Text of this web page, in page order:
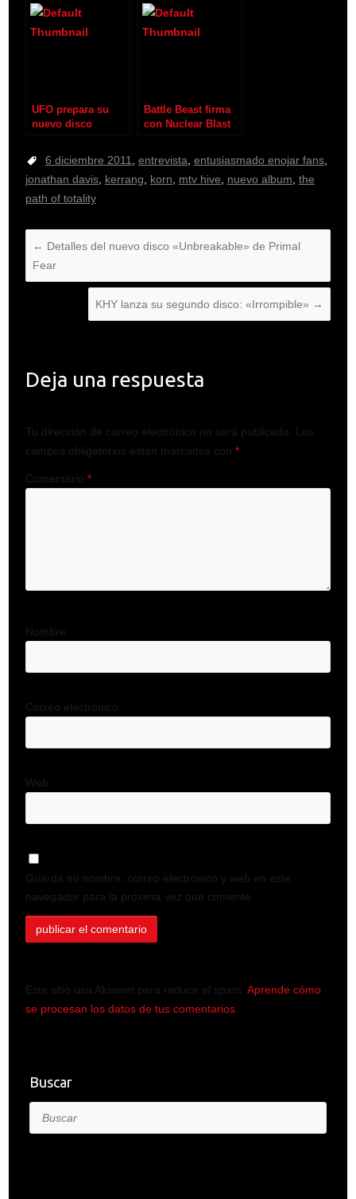
Reed
UFO prepara su
nuevo disco
Battle Beast firma
con Nuclear Blast
6 diciembre 2011 entrevista entusiasmado enojar fans,
jonathan davis, kerrang korn mtv hive nuevo album the
path of totality
← Detalles del nuevo disco «Unbreakable» de Primal
Fear
KHY lanza su segundo disco: «Irrompible» →
Deja una respuesta
Tu dirección de correo electrónico no será publicada.
Los
campos obligatorios están marcados con *
Comentario *
Nombre
Correo electrónico
Web
Guarda mi nombre, correo electrónico y web en este
navegador para la próxima vez que comente.
Este sitio usa Akismet para reducir el spam. Aprende cómo
se procesan los datos de tus comentarios.
Buscar
Buscar